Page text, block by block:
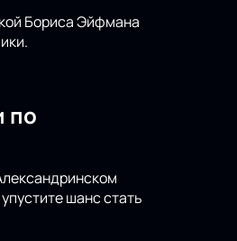
Бориса Эйфмана
по
шанс стать